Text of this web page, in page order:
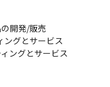
開発/販売
グとサービス
ングとサービス